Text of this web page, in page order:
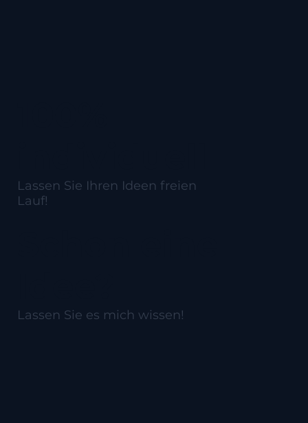
Lassen Sie es mich wissen!
Lassen Sie Ihren Ideen freien
Lauf!